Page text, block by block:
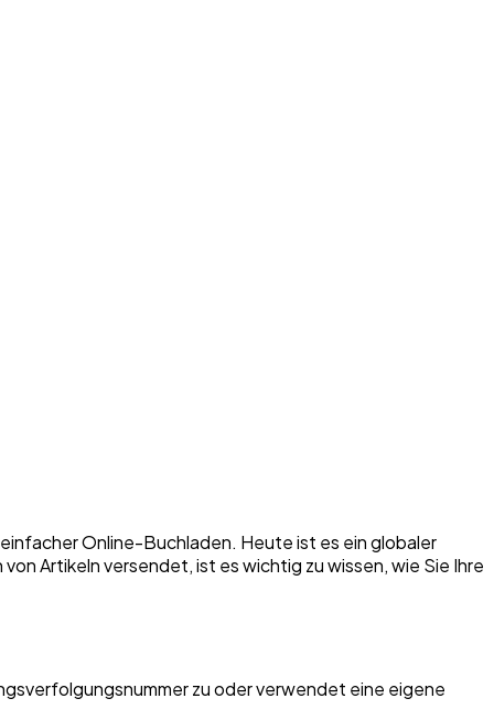
Online-Buchladen. Heute ist es ein globaler
Artikeln versendet, ist es wichtig zu wissen, wie Sie Ihre
zu oder verwendet eine eigene